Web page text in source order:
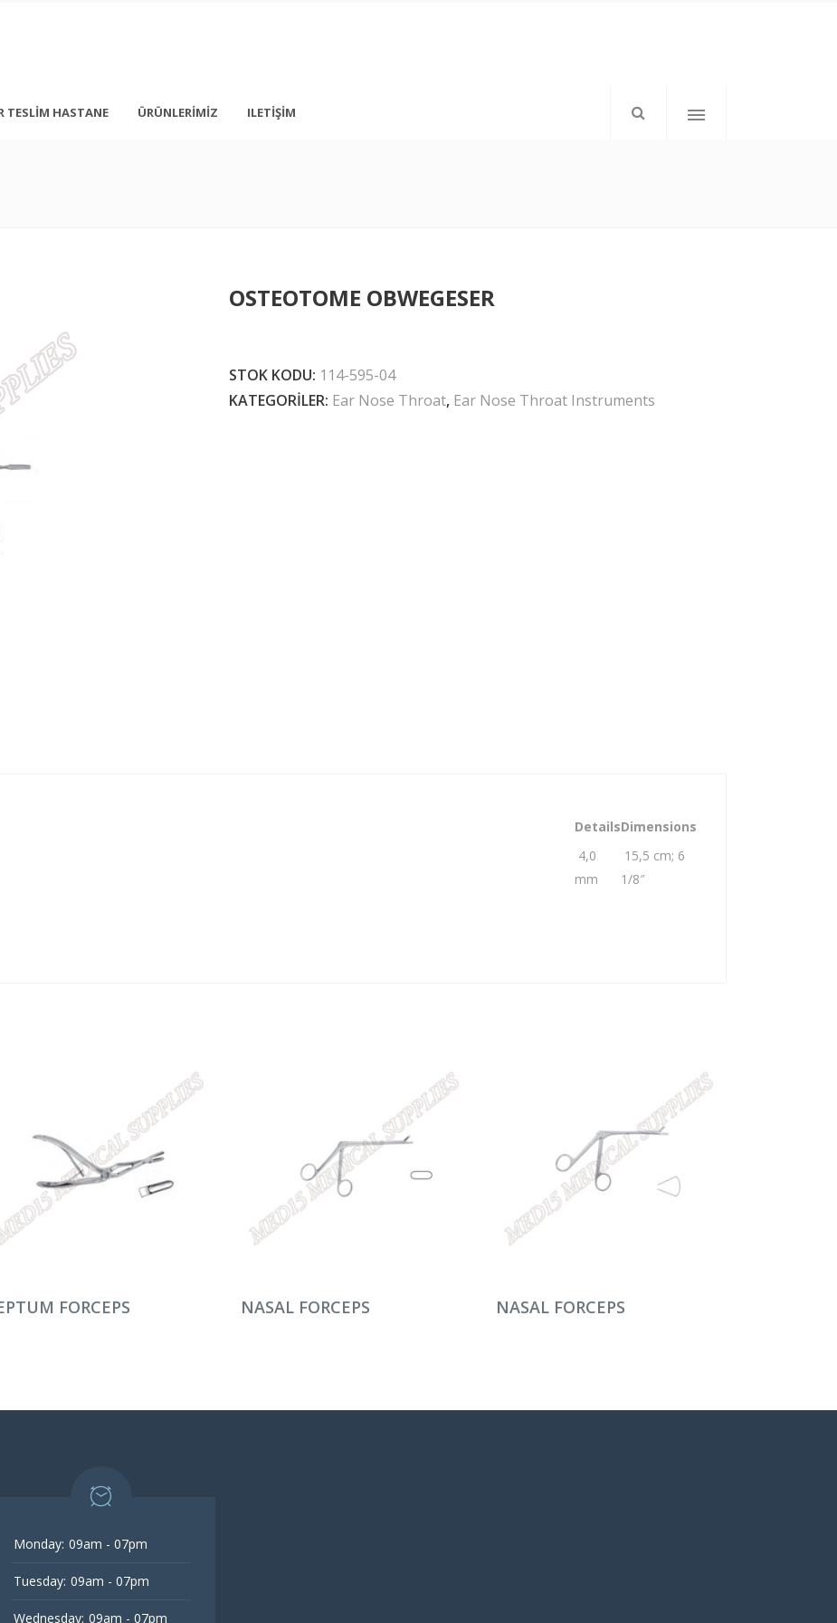
<div class=”mkd-elements-top-right”>
text-transform: none; line-height: 12px; margin-top: 10px; margin-bottom: 1px;”>Follow Us</h6>
</div>
TESLIM HASTANE ÜRÜNLERIMIZ ILETIŞIM
OSTEOTOME OBWEGESER
STOK KODU: 114-595-04
KATEGORILER: Ear Nose Throat, Ear Nose Throat Instruments
DetailsDimensions
4,0
mm
15,5 cm; 6
1/8″
DEVAMINI OKUFORCEPS DEVAMINI OKU
NASAL FORCEPS DEVAMINI OKU
NASAL FORCEPS
Monday: 09am - 07pm
Tuesday: 09am - 07pm
Wednesday: 09am - 07pm